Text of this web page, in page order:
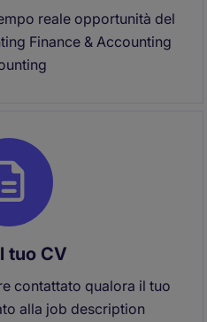
reale opportunità del
Finance & Accounting
tuo CV
contattato qualora il tuo
alla job description